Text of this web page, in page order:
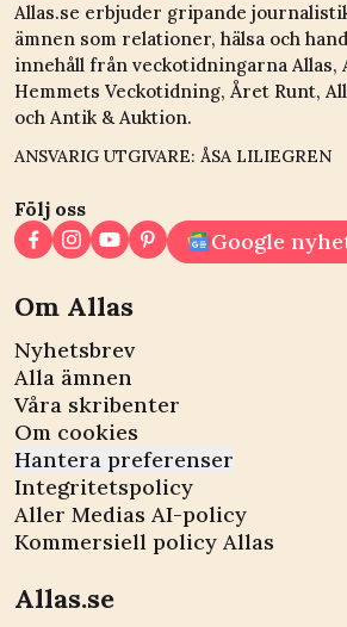
Allas.se erbjuder gripande
ämnen som relationer, hälsa och
innehåll från veckotidningarna Allas,
Hemmets Veckotidning, Året Runt,
och Antik & Auktion.
ANSVARIG UTGIVARE: ÅSA LILIEGREN
Följ oss
Google
Om Allas
Nyhetsbrev
Alla ämnen
Våra skribenter
Om cookies
Hantera preferenser
Integritetspolicy
Aller Medias AI-policy
Kommersiell policy Allas
Allas.se